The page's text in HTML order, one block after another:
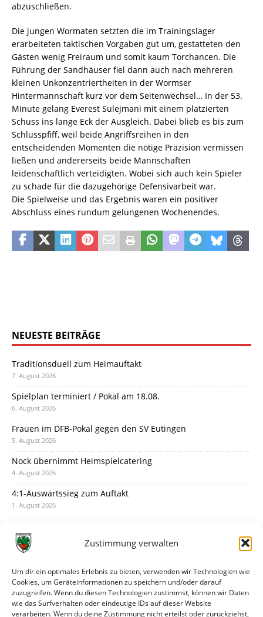
Zustimmung verwalten
Um dir ein optimales Erlebnis zu bieten, verwenden wir Technologien wie
Cookies, um Geräteinformationen zu speichern und/oder darauf
zuzugreifen. Wenn du diesen Technologien zustimmst, können wir Daten
wie das Surfverhalten oder eindeutige IDs auf dieser Website
verarbeiten. Wenn du deine Zustimmung nicht erteilst oder zurückziehst,
abzuschließen.
Die jungen Wormaten setzten die im Trainingslager
erarbeiteten taktischen Vorgaben gut um, gestatteten den
Gästen wenig Freiraum und somit kaum Torchancen. Die
Führung der Sandhäuser fiel dann auch nach mehreren
kleinen Unkonzentriertheiten in der Wormser
Hintermannschaft kurz vor dem Seitenwechsel… In der 53.
Minute gelang Everest Sulejmani mit einem platzierten
Schuss ins lange Eck der Ausgleich. Dabei blieb es bis zum
Schlusspfiff, weil beide Angriffsreihen in den
entscheidenden Momenten die nötige Präzision vermissen
ließen und andererseits beide Mannschaften
leidenschaftlich verteidigten. Wobei sich auch kein Spieler
zu schade für die dazugehörige Defensivarbeit war.
Die Spielweise und das Ergebnis waren ein positiver
Abschluss eines rundum gelungenen Wochenendes.
NEUESTE BEITRÄGE
Traditionsduell zum Heimauftakt
7. August 2026
Spielplan terminiert / Pokal am 18.08.
6. August 2026
Frauen im DFB-Pokal gegen den SV Eutingen
5. August 2026
Nock übernimmt Heimspielcatering
4. August 2026
4:1-Auswärtssieg zum Auftakt
1. August 2026
31. Juli 2026
30. Juli 2026
Deine Spielminute: 89+1
28. Juli 2026